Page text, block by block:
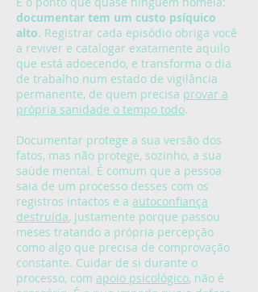
documentar tem um custo psíquico
alto. Registrar cada episódio obriga você
a reviver e catalogar exatamente aquilo
que está adoecendo, e transforma o dia
de trabalho num estado de vigilância
permanente, de quem precisa provar a
própria sanidade o tempo todo.
Documentar protege a sua versão dos
fatos, mas não protege, sozinho, a sua
saúde mental. É comum que a pessoa
saia de um processo desses com os
registros intactos e a autoconfiança
destruída, justamente porque passou
meses tratando a própria percepção
como algo que precisa de comprovação
constante. Cuidar de si durante o
processo, com apoio psicológico, não é